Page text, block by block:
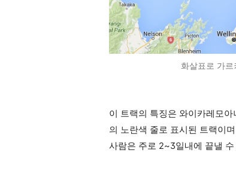
화살표로 가
이 트랙의 특징은 와이카레모
의 노란색 줄로 표시된 트랙이
사람은 주로 2~3일내에 끝낼 수